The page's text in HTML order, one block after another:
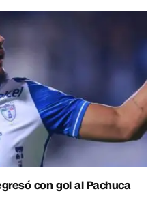
con gol al Pachuca